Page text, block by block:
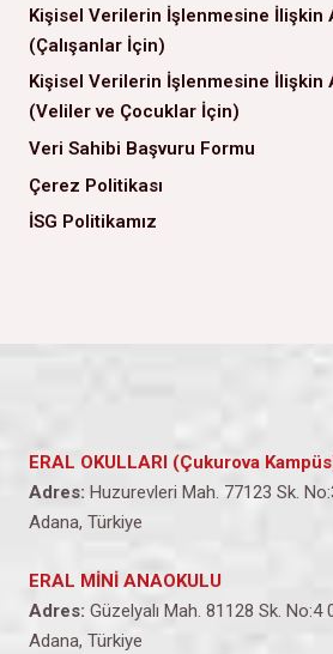
Kişisel Verilerin İşlenmesine İlişkin
(Çalışanlar İçin)
Kişisel Verilerin İşlenmesine İlişkin
(Veliler ve Çocuklar İçin)
Veri Sahibi Başvuru Formu
Çerez Politikası
İSG Politikamız
ERAL OKULLARI (Çukurova
Adres: Huzurevleri Mah. 77123 Sk.
Adana, Türkiye
ERAL MİNİ ANAOKULU
Adres: Güzelyalı Mah. 81128 Sk. No:4
Adana, Türkiye